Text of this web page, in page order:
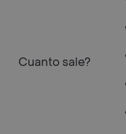
Cuanto sale?